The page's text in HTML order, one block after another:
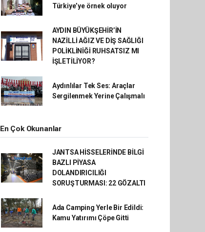
Türkiye’ye örnek oluyor
AYDIN BÜYÜKŞEHİR’İN
NAZİLLİ AĞIZ VE DİŞ SAĞLIĞI
POLİKLİNİĞİ RUHSATSIZ MI
İŞLETİLİYOR?
Aydınlılar Tek Ses: Araçlar
Sergilenmek Yerine Çalışmalı
En Çok Okunanlar
JANTSA HİSSELERİNDE BİLGİ
BAZLI PİYASA
DOLANDIRICILIĞI
SORUŞTURMASI: 22 GÖZALTI
Ada Camping Yerle Bir Edildi:
Kamu Yatırımı Çöpe Gitti